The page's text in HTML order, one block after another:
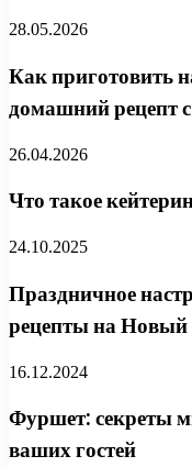
28.05.2026
Как приготовить
домашний рецепт
26.04.2026
Что такое
24.10.2025
Праздничное
рецепты на Новый
16.12.2024
Фуршет: секреты
ваших гостей